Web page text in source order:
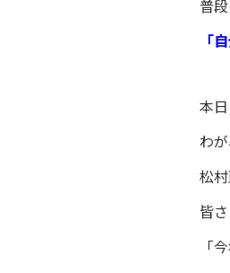
普
「
本
わ
松村
皆
「